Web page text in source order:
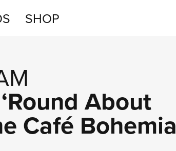
SHOP
About
Café Bohemia